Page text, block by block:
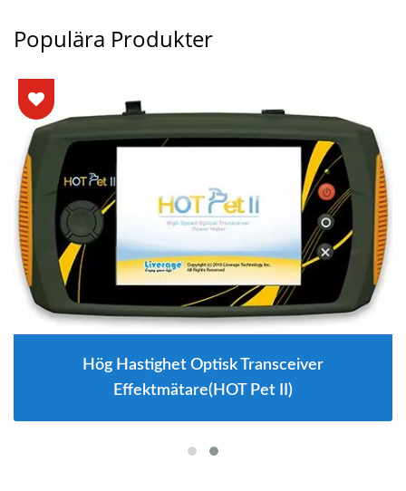
Populära Produkter
Hög Hastighet Optisk Transceiver
Effektmätare(HOT Pet II)